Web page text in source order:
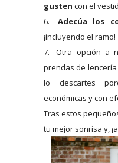
gusten con el
6.- Adecúa los
¡incluyendo el ramo!
7.- Otra opción a
prendas de
lo descartes
económicas y con
Tras estos
tu mejor sonrisa y,